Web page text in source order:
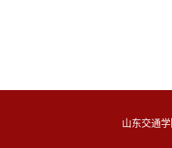
山东交通